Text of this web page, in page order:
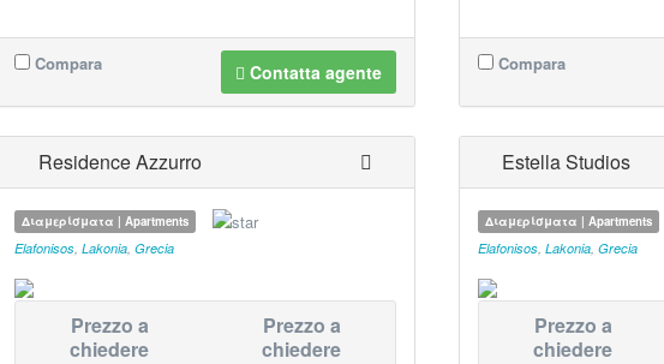
Contatta agente
Compara Compara
Residence Azzurro
Διαμερίσματα | Apartments
Elafonisos Lakonia Grecia
Prezzo a
chiedere
Prezzo a
chiedere
Estella Studios
Διαμερίσματα | Apartments
Elafonisos Lakonia Grecia
Prezzo a
chiedere